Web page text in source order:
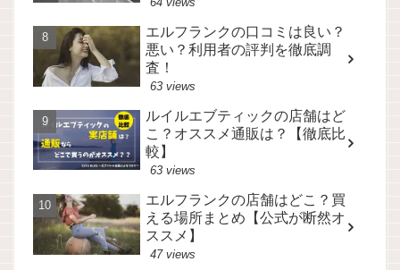
エルフランクの口コミは良い？
悪い？利用者の評判を徹底調
査！
63 views
ルイルエブティックの店舗はど
こ？オススメ通販は？【徹底比
較】
63 views
エルフランクの店舗はどこ？買
える場所まとめ【公式が断然オ
ススメ】
47 views